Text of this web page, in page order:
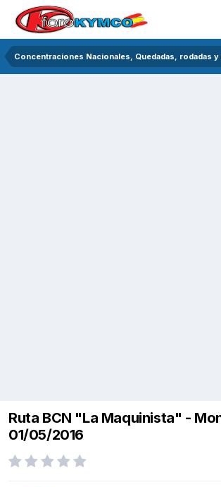
Ruta BCN "La Maquinista" -
01/05/2016